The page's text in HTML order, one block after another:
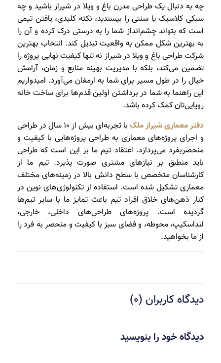
چه به دنبال یک طراحی مدرن باغ و ویلا در شیراز باشید و چه
سبکی کلاسیک یا سنتی را بپسندید، نکته کلیدی، یافتن تیمی
است که بتواند چشم‌انداز شما را به درستی درک کرده و آن را
به بهترین شکل ممکن به واقعیت تبدیل کند. انتخاب بهترین
شرکت طراحی باغ و ویلا در شیراز نه تنها کیفیت نهایی پروژه را
تضمین می‌کند، بلکه با مدیریت بهینه منابع و زمان، آرامش
خیال را در طول مسیر برای شما به ارمغان می‌آورد. امیدواریم
این راهنما به شما در برداشتن اولین قدم‌ها برای ساخت خانه
رویایی‌تان کمک کرده باشد.
دفتر معماری شیراز ملک
با تجربه‌ای بیش از 10 سال در طراحی
و اجرای پروژه‌های معماری به طراحی پروژه‌هایی با کیفیت و
منحصربفرد می‌پردازد. اعتقاد تیم ما بر این است که طراحی
باید منطبق بر نیازهای مشتری صورت پذیرد. تیم ما از
کارشناسان متخصص با سطح دانش بالا در زمینه‌های مختلف
معماری تشکیل شده است. استفاده از تکنولوژی‌های نوین در
کنار ذهن‌های خلاق افراد تیم باعث تمایز ما با سایر تیم‌ها
گردیده است. پروژه‌های طراحی‌های داخلی، خارجی،
لنداسکیپ، محوطه، و فضای سبز با کیفیت و منحصر به فرد را
از ما بخواهید.
دیدگاه کاربران (0)
دیدگاه خود را بنویسید